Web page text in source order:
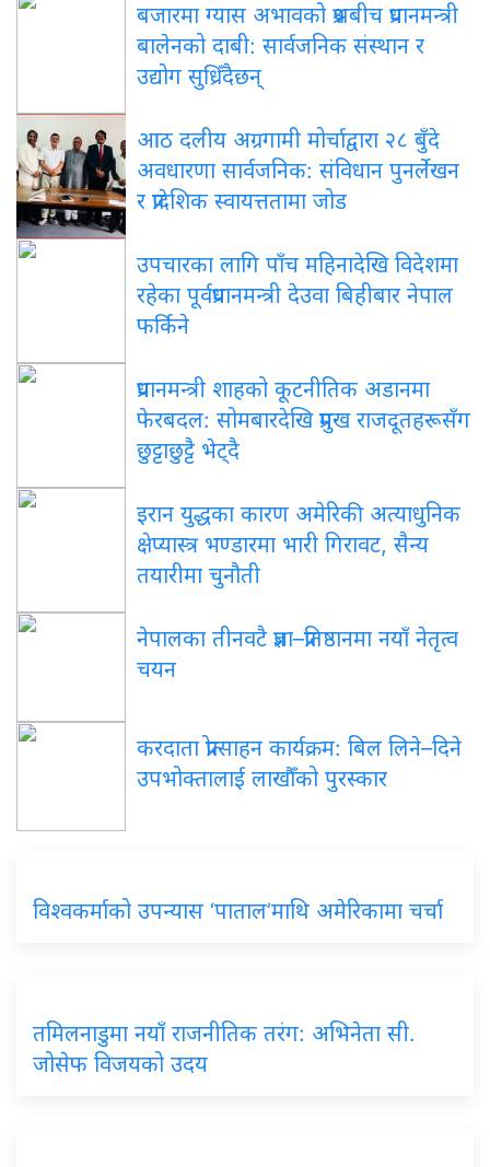
बजारमा ग्यास अभावको प्रश्नबीच प्रधानमन्त्री
बालेनको दाबी: सार्वजनिक संस्थान र
उद्योग सुध्रिँदैछन्
आठ दलीय अग्रगामी मोर्चाद्वारा २८ बुँदे
अवधारणा सार्वजनिक: संविधान पुनर्लेखन
र प्रादेशिक स्वायत्ततामा जोड
उपचारका लागि पाँच महिनादेखि विदेशमा
रहेका पूर्वप्रधानमन्त्री देउवा बिहीबार नेपाल
फर्किने
प्रधानमन्त्री शाहको कूटनीतिक अडानमा
फेरबदल: सोमबारदेखि प्रमुख राजदूतहरूसँग
छुट्टाछुट्टै भेट्दै
इरान युद्धका कारण अमेरिकी अत्याधुनिक
क्षेप्यास्त्र भण्डारमा भारी गिरावट, सैन्य
तयारीमा चुनौती
नेपालका तीनवटै प्रज्ञा–प्रतिष्ठानमा नयाँ नेतृत्व
चयन
करदाता प्रोत्साहन कार्यक्रम: बिल लिने–दिने
उपभोक्तालाई लाखौँको पुरस्कार
विश्वकर्माको उपन्यास ‘पाताल’माथि अमेरिकामा चर्चा
तमिलनाडुमा नयाँ राजनीतिक तरंग: अभिनेता सी.
जोसेफ विजयको उदय